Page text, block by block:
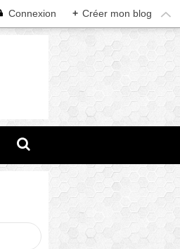
Connexion + Créer mon blog